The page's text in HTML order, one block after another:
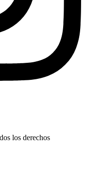
los derechos